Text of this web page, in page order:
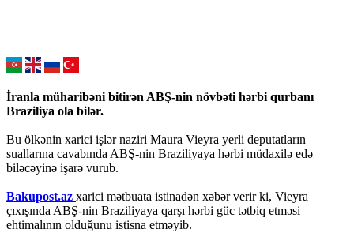
İranla müharibəni bitirən ABŞ-nin növbəti hərbi qurbanı
Braziliya ola bilər.
Bu ölkənin xarici işlər naziri Maura Vieyra yerli deputatların
suallarına cavabında ABŞ-nin Braziliyaya hərbi müdaxilə edə
biləcəyinə işarə vurub.
Bakupost.az xarici mətbuata istinadən xəbər verir ki, Vieyra
çıxışında ABŞ-nin Braziliyaya qarşı hərbi güc tətbiq etməsi
ehtimalının olduğunu istisna etməyib.